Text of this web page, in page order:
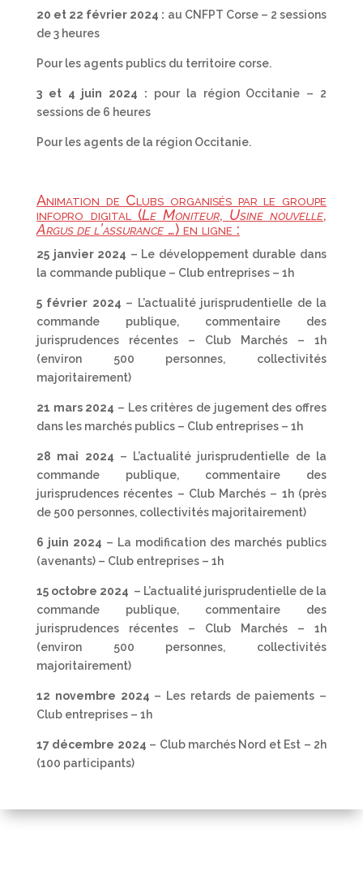
20 et 22 février 2024 : au CNFPT Corse – 2 sessions
de 3 heures
Pour les agents publics du territoire corse.
3 et 4 juin 2024 : pour la région Occitanie – 2
sessions de 6 heures
Pour les agents de la région Occitanie.
Animation de Clubs organisés par le groupe
infopro digital (Le Moniteur, Usine nouvelle,
Argus de l’assurance …) en ligne :
25 janvier 2024 – Le développement durable dans
la commande publique – Club entreprises – 1h
5 février 2024 – L’actualité jurisprudentielle de la
commande publique, commentaire des
jurisprudences récentes – Club Marchés – 1h
(environ 500 personnes, collectivités
majoritairement)
21 mars 2024 – Les critères de jugement des offres
dans les marchés publics – Club entreprises – 1h
28 mai 2024 – L’actualité jurisprudentielle de la
commande publique, commentaire des
jurisprudences récentes – Club Marchés – 1h (près
de 500 personnes, collectivités majoritairement)
6 juin 2024 – La modification des marchés publics
(avenants) – Club entreprises – 1h
15 octobre 2024 – L’actualité jurisprudentielle de la
commande publique, commentaire des
jurisprudences récentes – Club Marchés – 1h
(environ 500 personnes, collectivités
majoritairement)
12 novembre 2024 – Les retards de paiements –
Club entreprises – 1h
17 décembre 2024 – Club marchés Nord et Est – 2h
(100 participants)